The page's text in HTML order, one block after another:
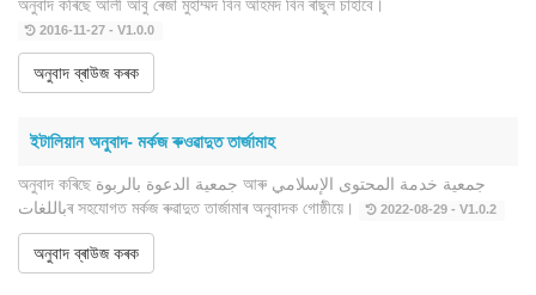
অনুবাদ কৰিছে আলী আবু ৰেজা মুহাম্মদ বিন আহমদ বিন ৰাছুল চাহাবে।
2016-11-27 - V1.0.0
অনুবাদ ব্ৰাউজ কৰক
ইটালিয়ান অনুবাদ- মৰ্কজ ৰুওৱাদুত তাৰ্জামাহ
অনুবাদ কৰিছে جمعية الدعوة بالربوة আৰু جمعية خدمة المحتوى الإسلامي
باللغاتৰ সহযোগত মৰ্কজ ৰুৱাদুত তাৰ্জামাৰ অনুবাদক গোষ্ঠীয়ে।
2022-08-29 - V1.0.2
অনুবাদ ব্ৰাউজ কৰক